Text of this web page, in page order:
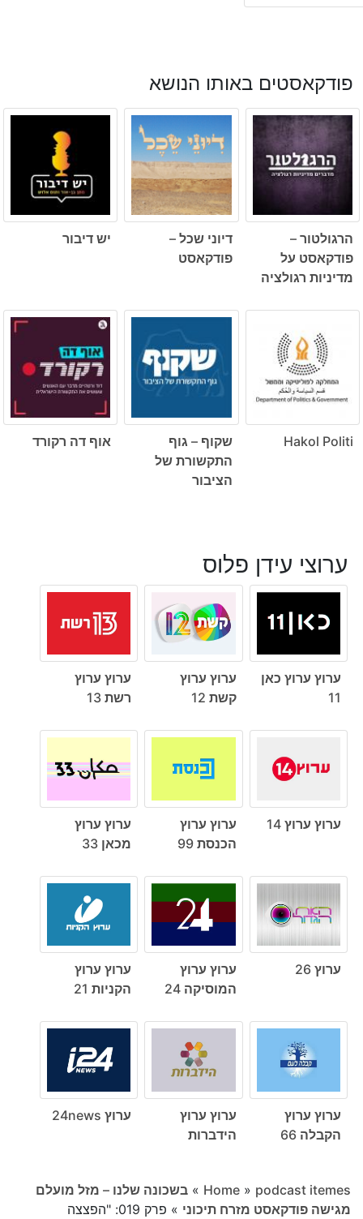
פודקאסטים באותו הנושא
הרגולטור –
פודקאסט על
מדיניות רגולציה
דיוני שכל –
פודקאסט
יש דיבור
Hakol Politi
שקוף – גוף
התקשורת של
הציבור
אוף דה רקורד
ערוצי עידן פלוס
ערוץ ערוץ כאן
11
ערוץ ערוץ
קשת 12
ערוץ ערוץ
רשת 13
ערוץ ערוץ 14
ערוץ ערוץ
הכנסת 99
ערוץ ערוץ
מכאן 33
ערוץ 26
ערוץ ערוץ
המוסיקה 24
ערוץ ערוץ
הקניות 21
ערוץ ערוץ
הקבלה 66
ערוץ ערוץ
הידברות
ערוץ 24news
Home » podcast itemes
» בשכונה שלנו – מזל מועלם
מגישה פודקאסט מזרח תיכוני »
פרק 019: "הפצצה